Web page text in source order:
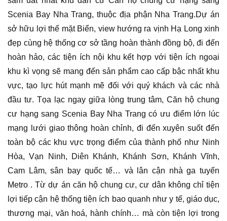
Scenia Bay Nha Trang, thuộc địa phận Nha Trang.Dự án
sở hữu lợi thế mặt Biển, view hướng ra vịnh Hạ Long xinh
đẹp cùng hệ thống cơ sở tầng hoàn thành đồng bộ, đi đến
hoàn hảo, các tiện ích nội khu kết hợp với tiện ích ngoại
khu kì vọng sẽ mang đến sản phẩm cao cấp bậc nhất khu
vực, tạo lực hút mạnh mẽ đối với quý khách và các nhà
đầu tư. Tọa lạc ngay giữa lòng trung tâm, Căn hộ chung
cư hạng sang Scenia Bay Nha Trang có ưu điểm lớn lúc
mạng lưới giao thông hoàn chỉnh, đi đến xuyên suốt đến
toàn bộ các khu vực trọng điểm của thành phố như Ninh
Hòa, Vạn Ninh, Diên Khánh, Khánh Sơn, Khánh Vĩnh,
Cam Lâm, sân bay quốc tế… và lân cận nhà ga tuyến
Metro . Từ dự án căn hộ chung cư, cư dân không chỉ tiện
lợi tiếp cận hệ thống tiện ích bao quanh như y tế, giáo dục,
thương mại, văn hoá, hành chính… mà còn tiện lợi trong